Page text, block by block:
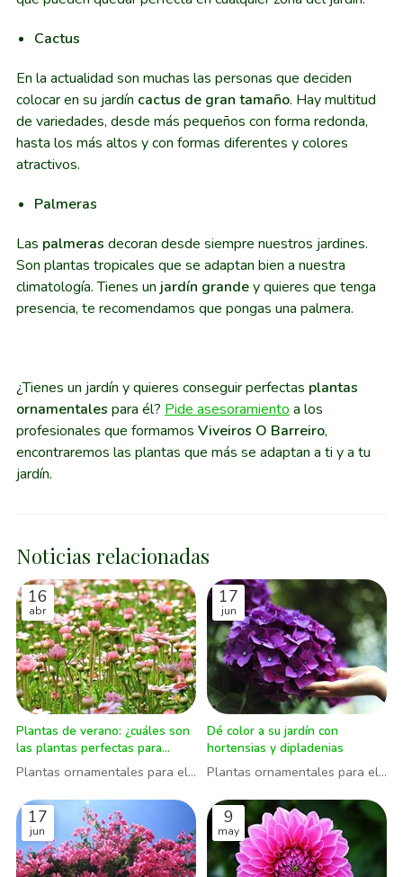
Cactus
En la actualidad son muchas las personas que deciden
colocar en su jardín cactus de gran tamaño. Hay multitud
de variedades, desde más pequeños con forma redonda,
hasta los más altos y con formas diferentes y colores
atractivos.
Palmeras
Las palmeras decoran desde siempre nuestros jardines.
Son plantas tropicales que se adaptan bien a nuestra
climatología. Tienes un jardín grandey quieres que tenga
presencia, te recomendamos que pongas una palmera.
¿Tienes un jardín y quieres conseguir perfectas plantas
ornamentales para él? Pide asesoramiento a los
profesionales que formamos Viveiros O Barreiro,
encontraremos las plantas que más se adaptan a ti y a tu
jardín.
Noticias relacionadas
16
abr
Plantas de verano: ¿cuáles son
las plantas perfectas para
plantar en nuestro jardín?
Plantas ornamentales para el
17
jun
Dé color a su jardín con
hortensias y dipladenias
Plantas ornamentales para el
17
jun
9
may